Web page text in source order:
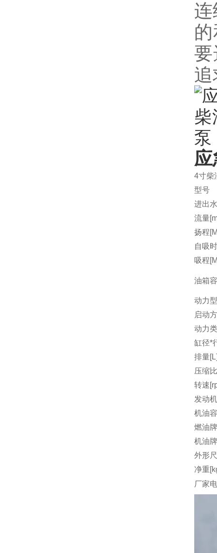
4寸柴
型号
进出
流量
扬程
自吸
吸程
油箱
动力
启动
动力
缸径*
排量
压缩比
转速
发动
机油
燃油
机油
外形
净重
厂家